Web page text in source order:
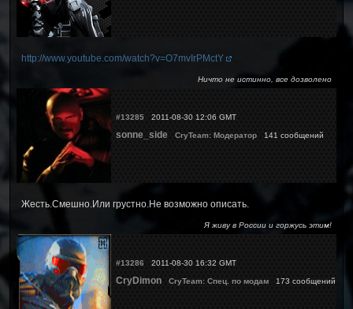
http://www.youtube.com/watch?v=O7mvIrPMctY
Ничто не истинно, все дозволено
#13285 2011-08-30 12:06 GMT
sonne_side CryTeam: Модератор 141 сообщений
Жесть.Смешно.Или грустно.Не возможно описать.
Я живу в России и горжусь этим!
#13286 2011-08-30 16:32 GMT
CryDimon CryTeam: Спец. по модам 173 сообщений